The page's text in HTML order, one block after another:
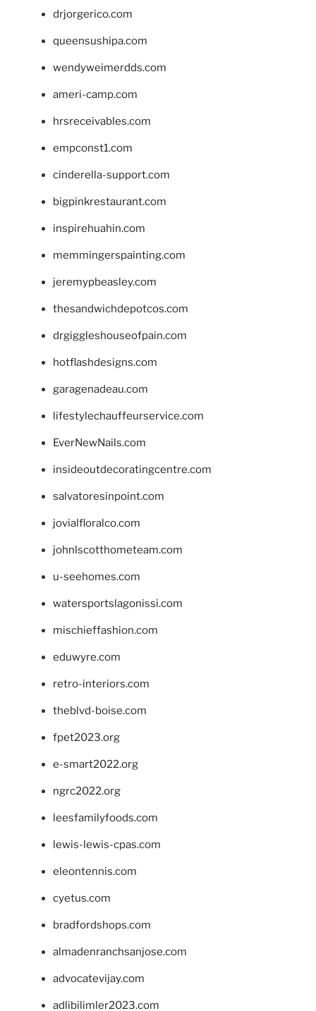
drjorgerico.com
queensushipa.com
wendyweimerdds.com
ameri-camp.com
hrsreceivables.com
empconst1.com
cinderella-support.com
bigpinkrestaurant.com
inspirehuahin.com
memmingerspainting.com
jeremypbeasley.com
thesandwichdepotcos.com
drgiggleshouseofpain.com
hotflashdesigns.com
garagenadeau.com
lifestylechauffeurservice.com
EverNewNails.com
insideoutdecoratingcentre.com
salvatoresinpoint.com
jovialfloralco.com
johnlscotthometeam.com
u-seehomes.com
watersportslagonissi.com
mischieffashion.com
eduwyre.com
retro-interiors.com
theblvd-boise.com
fpet2023.org
e-smart2022.org
ngrc2022.org
leesfamilyfoods.com
lewis-lewis-cpas.com
eleontennis.com
cyetus.com
bradfordshops.com
almadenranchsanjose.com
advocatevijay.com
adlibilimler2023.com